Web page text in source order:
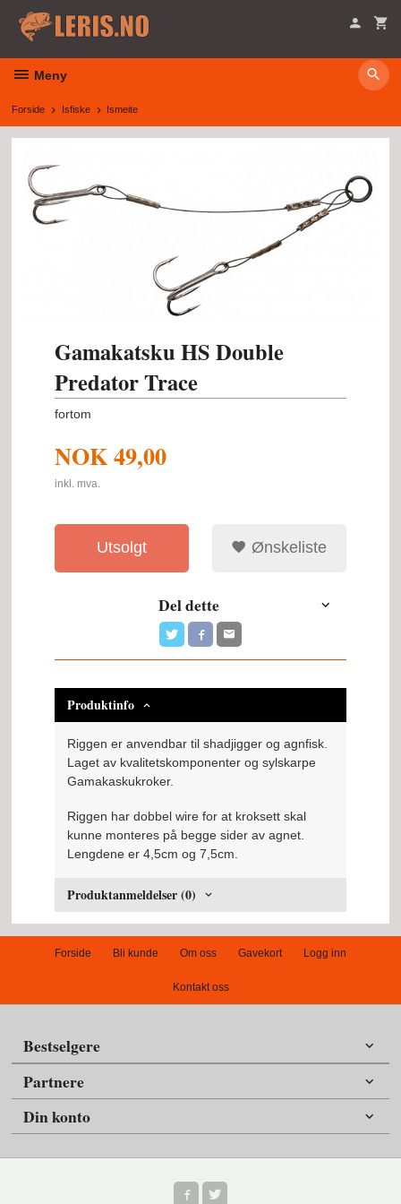
innholdet
Meny
Forside Isfiske Ismeite
Gamakatsku HS Double
Predator Trace
fortom
NOK49,00
inkl. mva.
Utsolgt Ønskeliste
Del dette
Produktinfo
Riggen er anvendbar til shadjigger og agnfisk.
Laget av kvalitetskomponenter og sylskarpe
Gamakaskukroker.
Riggen har dobbel wire for at kroksett skal
kunne monteres på begge sider av agnet.
Lengdene er 4,5cm og 7,5cm.
Produktanmeldelser (0)
Forside Bli kunde Om oss Gavekort Logg inn
Kontakt oss
Bestselgere
Partnere
Din konto